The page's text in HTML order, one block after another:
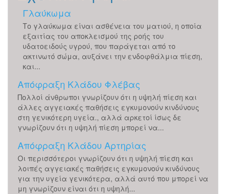
Γλαύκωμα
Το γλαύκωμα είναι ασθένεια του ματιού, η οποία
εξαιτίας του αποκλεισμού της ροής του
υδατοειδούς υγρού, που παράγεται από το
ακτινωτό σώμα, αυξάνει την ενδοφθάλμια πίεση,
και...
Απόφραξη Κλάδου Φλέβας
Πολλοί άνθρωποι γνωρίζουν ότι η υψηλή πίεση και
άλλες αγγειακές παθήσεις εγκυμονούν κινδύνους
στη γενικότερη υγεία., αλλά αρκετοί ίσως δε
γνωρίζουν ότι η υψηλή πίεση μπορεί να...
Απόφραξη Κλάδου Αρτηρίας
Οι περισσότεροι γνωρίζουν ότι η υψηλή πίεση και
λοιπές αγγειακές παθήσεις εγκυμονούν κινδύνους
για την υγεία γενικότερα, αλλά αυτό που μπορεί να
μη γνωρίζουν είναι ότι η υψηλή...